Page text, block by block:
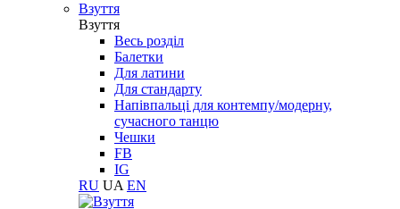
Взуття
Взуття
Весь розділ
Балетки
Для латини
Для стандарту
Напівпальці для контемпу/модерну,
сучасного танцю
Чешки
FB
IG
RU UA EN